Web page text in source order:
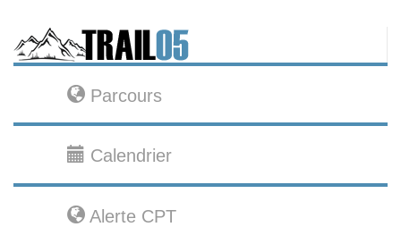
Parcours
Calendrier
Alerte CPT